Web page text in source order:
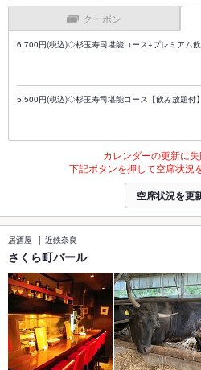
クーポン
6,700円(税込)◇杉玉寿司堪能コース+プレミアム
5,500円(税込)◇杉玉寿司堪能コース【飲み放題付】
カレンダーの更新に失
下記ボタンを押して空席状況
空席状況を更
居酒屋 近鉄奈良
さくら町バール